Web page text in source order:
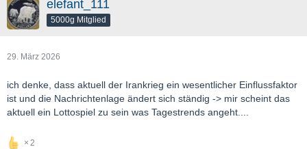
elefant_111
5000g Mitglied
29. März 2026
ich denke, dass aktuell der Irankrieg ein wesentlicher Einflussfaktor
ist und die Nachrichtenlage ändert sich ständig -> mir scheint das
aktuell ein Lottospiel zu sein was Tagestrends angeht....
2